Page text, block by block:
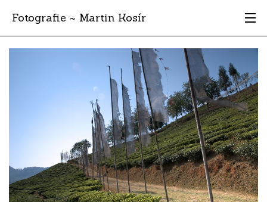
Fotografie ~ Martin Kosír
Moje obľúbené
Vyhľadávanie